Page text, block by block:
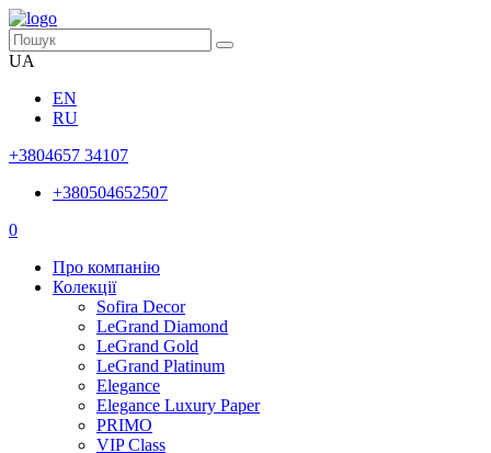
UA
EN
RU
+3804657 34107
+380504652507
0
Про компанію
Колекції
Sofira Decor
LeGrand Diamond
LeGrand Gold
LeGrand Platinum
Elegance
Elegance Luxury Paper
PRIMO
VIP Class